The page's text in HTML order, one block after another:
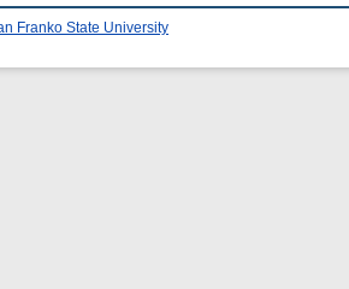
Franko State University